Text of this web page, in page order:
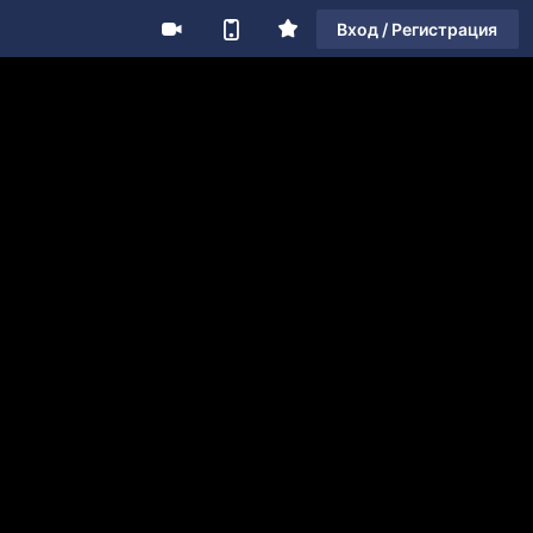
Вход / Регистрация